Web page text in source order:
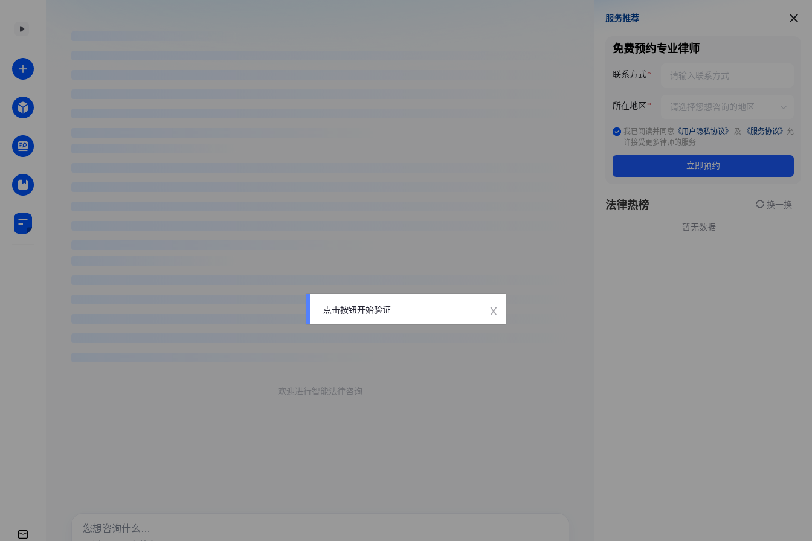
欢迎进行智能法律咨询
服务推荐
服务推荐
免费预约专业律师
联系方式
所在地区
我已阅读并同意 《用户隐私协议》 及 《服务协议》 允
许接受更多律师的服务
立即预约
法律热榜 换一换
暂无数据
点击按钮开始验证 x